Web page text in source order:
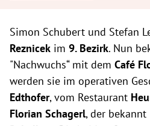
Simon Schubert und Stefan
Reznicek im 9. Bezirk. Nun
"Nachwuchs“ mit dem Café
werden sie im operativen
Edthofer, vom Restaurant
Florian Schagerl, der bekannt